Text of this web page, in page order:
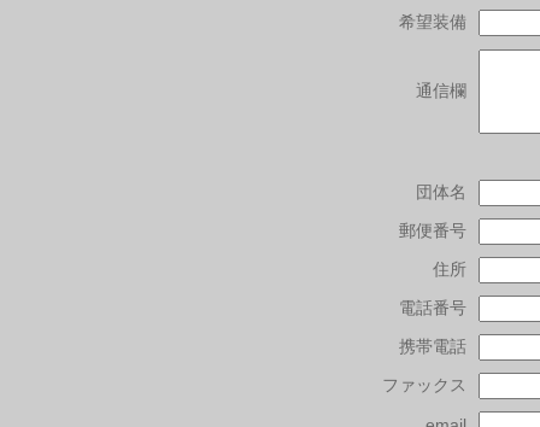
希望装備
通信欄
団体名
郵便番号
住所
電話番号
携帯電話
ファックス